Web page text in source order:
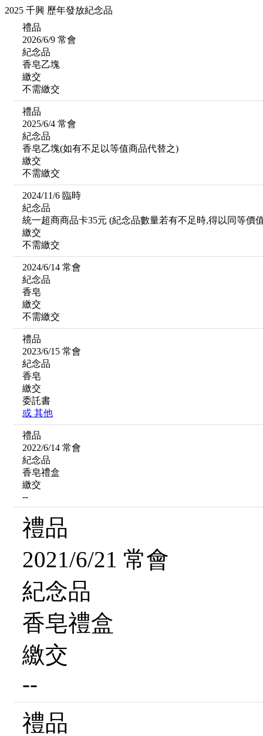
2025 千興 歷年發放紀念品
禮品
2026/6/9 常會
紀念品
香皂乙塊
繳交
不需繳交
禮品
2025/6/4 常會
紀念品
香皂乙塊(如有不足以等值商品代替之)
繳交
不需繳交
2024/11/6 臨時
紀念品
統一超商商品卡35元 (紀念品數量若有不足時,得以同等價
繳交
不需繳交
2024/6/14 常會
紀念品
香皂
繳交
不需繳交
禮品
2023/6/15 常會
紀念品
香皂
繳交
委託書
或 其他
禮品
2022/6/14 常會
紀念品
香皂禮盒
繳交
--
禮品
2021/6/21 常會
紀念品
香皂禮盒
繳交
--
禮品